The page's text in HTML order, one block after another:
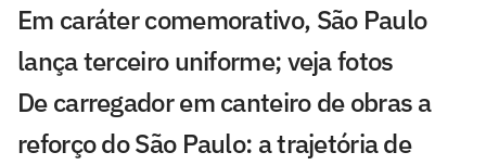
Em caráter comemorativo, São Paulo
lança terceiro uniforme; veja fotos
De carregador em canteiro de obras a
reforço do São Paulo: a trajetória de